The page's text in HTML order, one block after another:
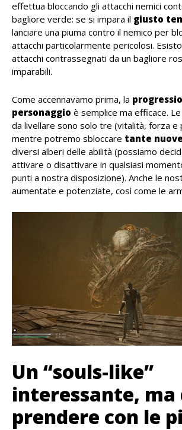
effettua bloccando gli attacchi nemici
bagliore verde: se si impara il giusto
lanciare una piuma contro il nemico per
attacchi particolarmente pericolosi.
attacchi contrassegnati da un bagliore
imparabili.
Come accennavamo prima, la
personaggio è semplice ma efficace.
da livellare sono solo tre (vitalità, forza e
mentre potremo sbloccare tante
diversi alberi delle abilità (possiamo
attivare o disattivare in qualsiasi
punti a nostra disposizione). Anche le
aumentate e potenziate, così come le
Un “souls-like”
interessante, ma
prendere con le